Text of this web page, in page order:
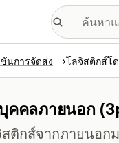
นการจัดส่ง โลจิสติกส์โ
คคลภายนอก
สติกส์จากภายนอ